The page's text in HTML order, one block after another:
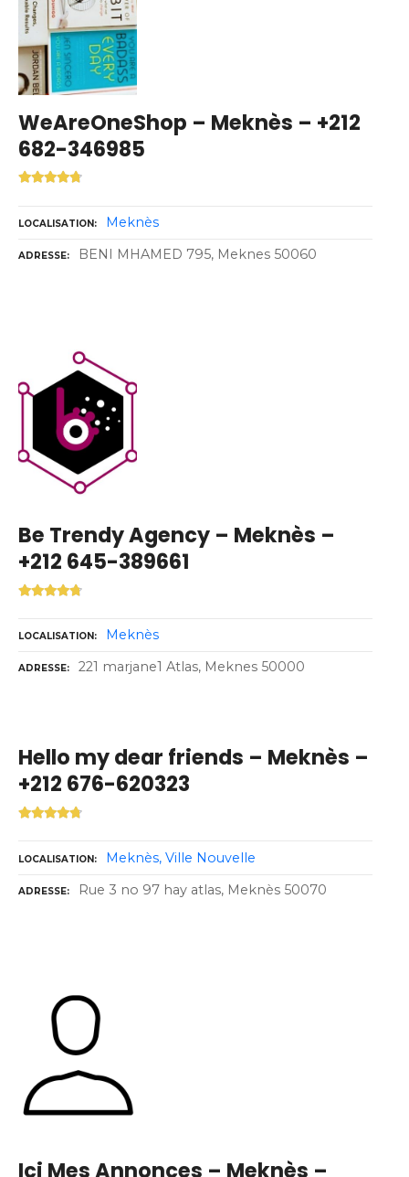
WeAreOneShop – Meknès – +212
682-346985
LOCALISATION Meknès
ADRESSE BENI MHAMED 795, Meknes 50060
Be Trendy Agency – Meknès –
+212 645-389661
LOCALISATION Meknès
ADRESSE 221 marjane1 Atlas, Meknes 50000
Hello my dear friends – Meknès –
+212 676-620323
LOCALISATION Meknès Ville Nouvelle
ADRESSE Rue 3 no 97 hay atlas, Meknès 50070
Ici Mes Annonces – Meknès –